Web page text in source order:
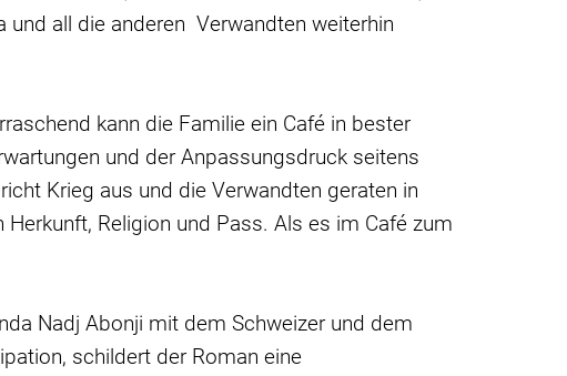
und all die anderen Verwandten weiterhin
kann die Familie ein Café in bester
und der Anpassungsdruck seitens
Krieg aus und die Verwandten geraten in
Religion und Pass. Als es im Café zum
Nadj Abonji mit dem Schweizer und dem
schildert der Roman eine